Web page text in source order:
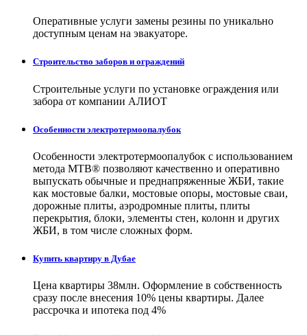
Оперативные услуги замены резины по уникально
доступным ценам на эвакуаторе.
Строительство заборов и ограждений
Строительные услуги по установке ограждения или
забора от компании АЛИОТ
Особенности электротермоопалубок
Особенности электротермоопалубок с использованием
метода МТВ® позволяют качественно и оперативно
выпускать обычные и преднапряженные ЖБИ, такие
как мостовые балки, мостовые опоры, мостовые сваи,
дорожные плиты, аэродромные плиты, плиты
перекрытия, блоки, элементы стен, колонн и других
ЖБИ, в том числе сложных форм.
Купить квартиру в Дубае
Цена квартиры 38млн. Оформление в собственность
сразу после внесения 10% цены квартиры. Далее
рассрочка и ипотека под 4%